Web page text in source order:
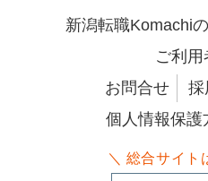
新潟転職Komachi
ご利
お問合せ
採
個人情報保護
＼ 総合サイト